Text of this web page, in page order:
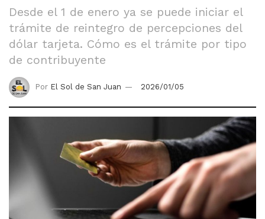
Desde el 1 de enero ya se puede iniciar el
trámite de reintegro de percepciones del
dólar tarjeta. Cómo es el trámite por tipo
de contribuyente
Por El Sol de San Juan 2026/01/05